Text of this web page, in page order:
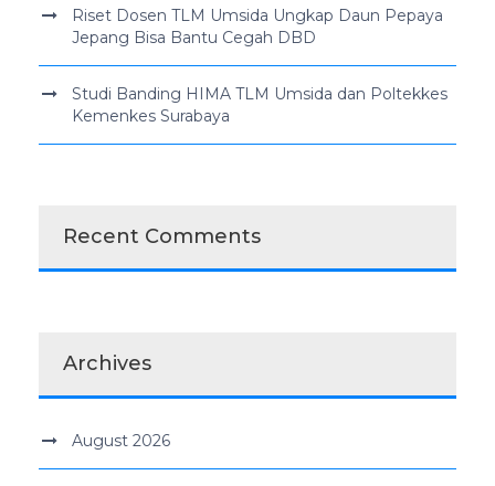
Riset Dosen TLM Umsida Ungkap Daun Pepaya
Jepang Bisa Bantu Cegah DBD
Studi Banding HIMA TLM Umsida dan Poltekkes
Kemenkes Surabaya
Recent Comments
Archives
August 2026